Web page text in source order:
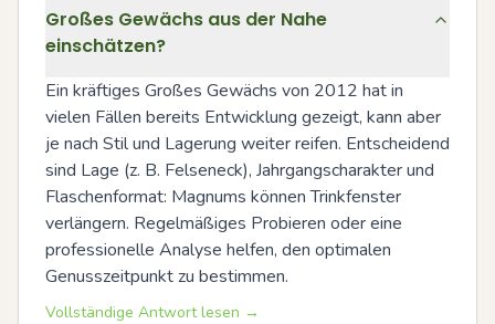
Großes Gewächs aus der Nahe
einschätzen?
Ein kräftiges Großes Gewächs von 2012 hat in
vielen Fällen bereits Entwicklung gezeigt, kann aber
je nach Stil und Lagerung weiter reifen. Entscheidend
sind Lage (z. B. Felseneck), Jahrgangscharakter und
Flaschenformat: Magnums können Trinkfenster
verlängern. Regelmäßiges Probieren oder eine
professionelle Analyse helfen, den optimalen
Genusszeitpunkt zu bestimmen.
Vollständige Antwort lesen →